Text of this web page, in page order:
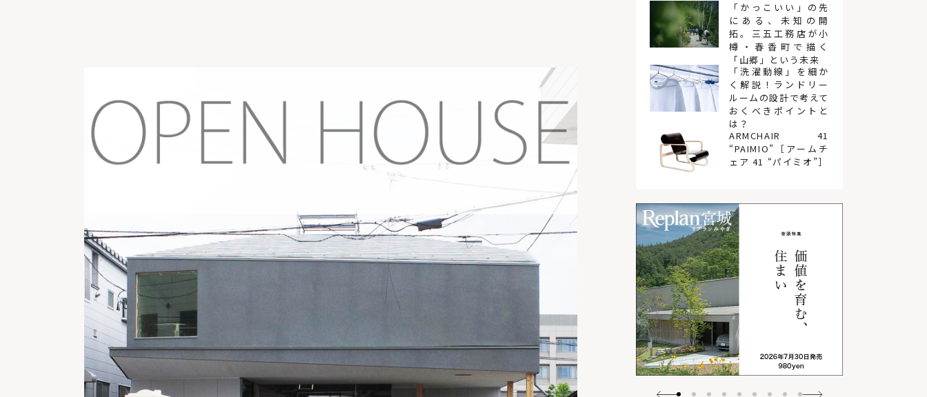
「犬と暮らす家」の
間取りやアイデア。6
つの住宅実例から学
ぶ！
「かっこいい」の先
にある、未知の開
拓。三五工務店が小
樽・春香町で描く
「山郷」という未来
「洗濯動線」を細か
く解説！ランドリー
ルームの設計で考えて
おくべきポイントと
は？
ARMCHAIR 41
“PAIMIO”［アームチ
ェア 41 “パイミオ”］